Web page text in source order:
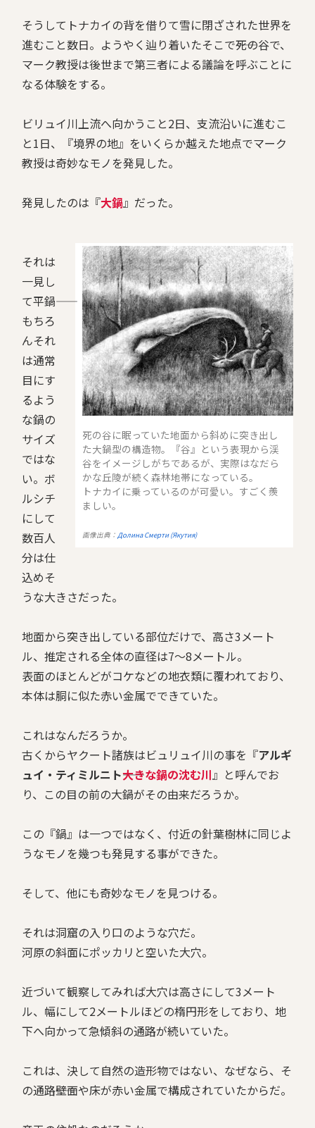
そうしてトナカイの背を借りて雪に閉ざされた世界を
進むこと数日。ようやく辿り着いたそこで――死の谷で、
マーク教授は後世まで第三者による議論を呼ぶことに
なる体験をする。
ビリュイ川上流へ向かうこと2日、支流沿いに進むこ
と1日、『境界の地』をいくらか越えた地点でマーク
教授は奇妙なモノを発見した。
発見したのは『大鍋』だった。
死の谷に眠っていた地面から斜めに突き出し
た大鍋型の構造物。『谷』という表現から渓
谷をイメージしがちであるが、実際はなだら
かな丘陵が続く森林地帯になっている。
トナカイに乗っているのが可愛い。すごく羨
ましい。
画像出典： Долина Смерти (Якутия)
それは
一見し
て平鍋――
もちろ
んそれ
は通常
目にす
るよう
な鍋の
サイズ
ではな
い。ボ
ルシチ
にして
数百人
分は仕
込めそ
うな大きさだった。
地面から突き出している部位だけで、高さ3メート
ル、推定される全体の直径は7～8メートル。
表面のほとんどがコケなどの地衣類に覆われており、
本体は胴に似た赤い金属でできていた。
これはなんだろうか。
古くからヤクート諸族はビュリュイ川の事を『アルギ
ュイ・ティミルニト――大きな鍋の沈む川 』と呼んでお
り、この目の前の大鍋がその由来だろうか。
この『鍋』は一つではなく、付近の針葉樹林に同じよ
うなモノを幾つも発見する事ができた。
そして、他にも奇妙なモノを見つける。
それは洞窟の入り口のような穴だ。
河原の斜面にポッカリと空いた大穴。
近づいて観察してみれば大穴は高さにして3メート
ル、幅にして2メートルほどの楕円形をしており、地
下へ向かって急傾斜の通路が続いていた。
これは、決して自然の造形物ではない、なぜなら、そ
の通路――壁面や床が赤い金属で構成されていたからだ。